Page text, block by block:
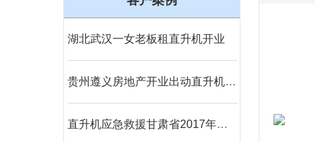
湖北武汉一女老板租直升机开业
贵州遵义房地产开业出动直升机360度看房
直升机应急救援甘肃省2017年公路交通地震应急开启